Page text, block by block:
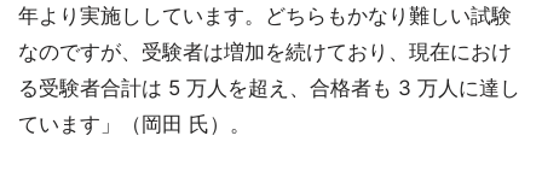
年より実施ししています。どちらもかなり難しい試験
なのですが、受験者は増加を続けており、現在におけ
る受験者合計は 5 万人を超え、合格者も 3 万人に達し
ています」（岡田 氏）。